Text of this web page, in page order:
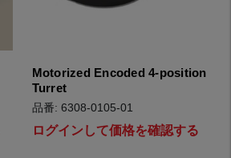
Motorized Encoded 4-position
Turret
品番: 6308-0105-01
ログインして価格を確認する